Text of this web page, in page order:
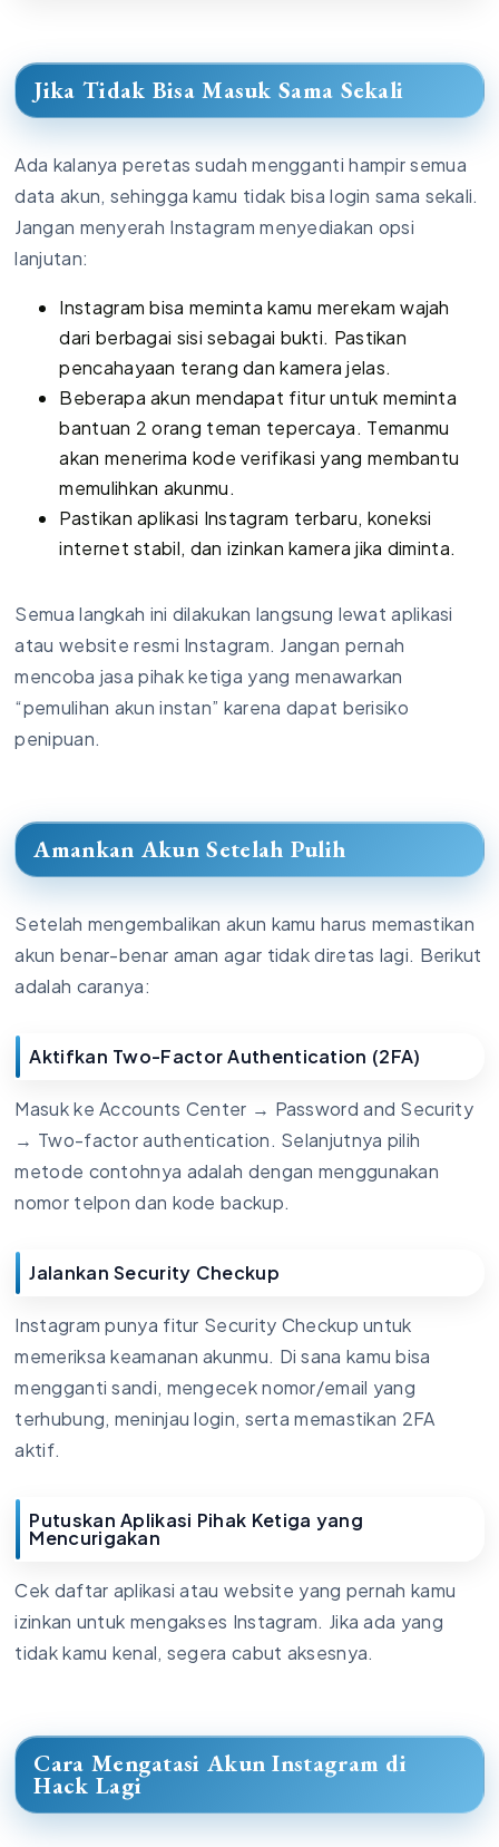
Jika Tidak Bisa Masuk Sama Sekali
Ada kalanya peretas sudah mengganti hampir semua
data akun, sehingga kamu tidak bisa login sama sekali.
Jangan menyerah Instagram menyediakan opsi
lanjutan:
Instagram bisa meminta kamu merekam wajah
dari berbagai sisi sebagai bukti. Pastikan
pencahayaan terang dan kamera jelas.
Beberapa akun mendapat fitur untuk meminta
bantuan 2 orang teman tepercaya. Temanmu
akan menerima kode verifikasi yang membantu
memulihkan akunmu.
Pastikan aplikasi Instagram terbaru, koneksi
internet stabil, dan izinkan kamera jika diminta.
Semua langkah ini dilakukan langsung lewat aplikasi
atau website resmi Instagram. Jangan pernah
mencoba jasa pihak ketiga yang menawarkan
“pemulihan akun instan” karena dapat berisiko
penipuan.
Amankan Akun Setelah Pulih
Setelah mengembalikan akun kamu harus memastikan
akun benar-benar aman agar tidak diretas lagi. Berikut
adalah caranya:
Aktifkan Two-Factor Authentication (2FA)
Masuk ke Accounts Center → Password and Security
→ Two-factor authentication. Selanjutnya pilih
metode contohnya adalah dengan menggunakan
nomor telpon dan kode backup.
Jalankan Security Checkup
Instagram punya fitur Security Checkup untuk
memeriksa keamanan akunmu. Di sana kamu bisa
mengganti sandi, mengecek nomor/email yang
terhubung, meninjau login, serta memastikan 2FA
aktif.
Putuskan Aplikasi Pihak Ketiga yang
Mencurigakan
Cek daftar aplikasi atau website yang pernah kamu
izinkan untuk mengakses Instagram. Jika ada yang
tidak kamu kenal, segera cabut aksesnya.
Cara Mengatasi Akun Instagram di
Hack Lagi